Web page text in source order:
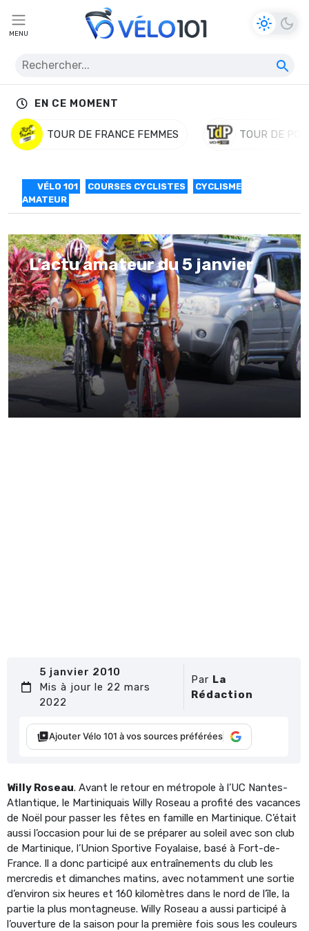
MENU
EN CE MOMENT
TOUR DE FRANCE FEMMES TOUR DE
VÉLO 101 COURSES CYCLISTES
CYCLISME
AMATEUR
L’actu amateur du 5 janvier
5 janvier 2010
Mis à jour le 22 mars
2022
Par La
Rédaction
Ajouter Vélo 101 à vos sources préférées
Willy Roseau. Avant le retour en métropole à l’UC Nantes-
Atlantique, le Martiniquais Willy Roseau a profité des vacances
de Noël pour passer les fêtes en famille en Martinique. C’était
aussi l’occasion pour lui de se préparer au soleil avec son club
de Martinique, l’Union Sportive Foyalaise, basé à Fort-de-
France. Il a donc participé aux entraînements du club les
mercredis et dimanches matins, avec notamment une sortie
d’environ six heures et 160 kilomètres dans le nord de l’île, la
partie la plus montagneuse. Willy Roseau a aussi participé à
l’ouverture de la saison pour la première fois sous les couleurs